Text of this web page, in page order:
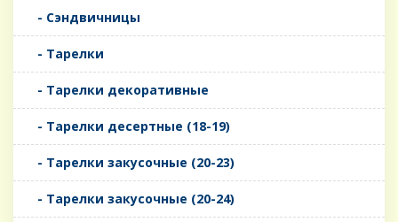
- Сэндвичницы
- Тарелки
- Тарелки декоративные
- Тарелки десертные (18-19)
- Тарелки закусочные (20-23)
- Тарелки закусочные (20-24)